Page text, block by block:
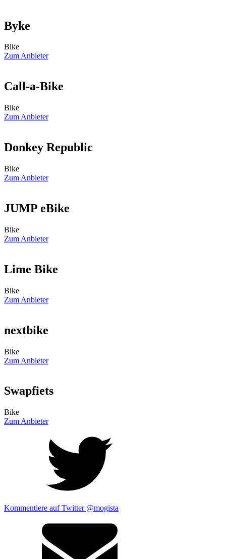
Byke
Bike
Zum Anbieter
Call-a-Bike
Bike
Zum Anbieter
Donkey Republic
Bike
Zum Anbieter
JUMP eBike
Bike
Zum Anbieter
Lime Bike
Bike
Zum Anbieter
nextbike
Bike
Zum Anbieter
Swapfiets
Bike
Zum Anbieter
Kommentiere auf Twitter @mogista